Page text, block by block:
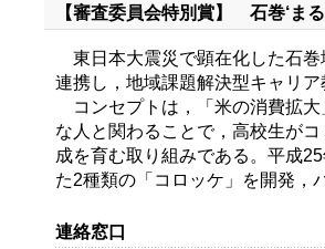
【審査委員会特別賞】 石巻‘ま
東日本大震災で顕在化した石巻
連携し，地域課題解決型キャリア
コンセプトは，「米の消費拡大
な人と関わることで，高校生が
成を育む取り組みである。平成
た2種類の「コロッケ」を開発，
連絡窓口